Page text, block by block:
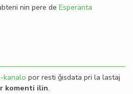
nin pere de Esperanta
kanalo por resti ĝisdata pri la lastaj
komenti ilin.